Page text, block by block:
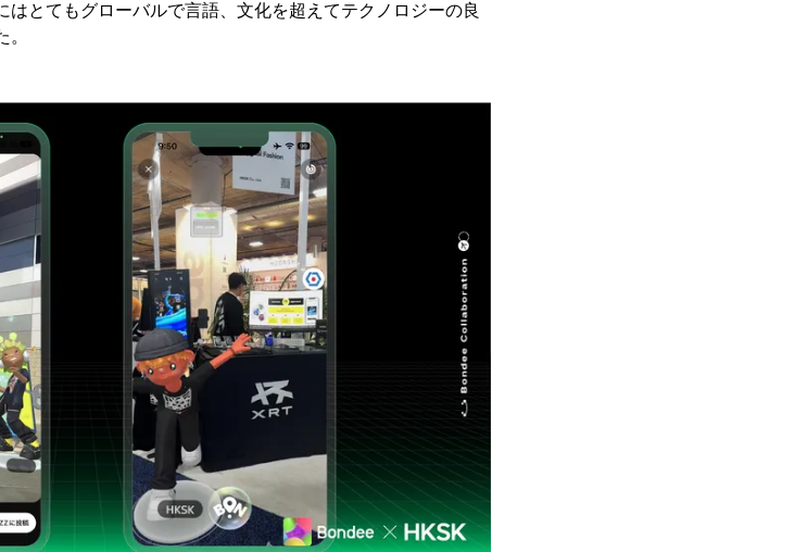
とてもグローバルで言語、文化を超えてテクノロジーの良